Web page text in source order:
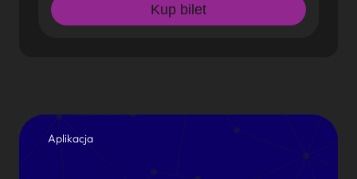
Kup bilet
Aplikacja